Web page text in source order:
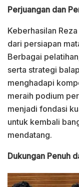
Perjuangan dan
Keberhasilan
dari persiapan
Berbagai
serta strategi
menghadapi
meraih podium
menjadi fondasi
untuk kembali
mendatang.
Dukungan Penuh